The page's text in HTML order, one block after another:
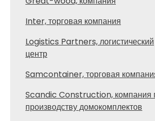
Inter, торговая компания
Logistics Partners, логистический
центр
Samcontainer, торговая
Scandic Construction, компания
производству домокомплектов